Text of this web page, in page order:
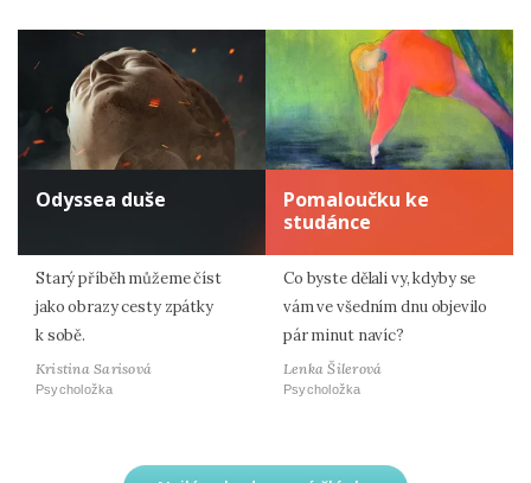
Odyssea duše
Starý příběh můžeme číst
jako obrazy cesty zpátky
k sobě.
Kristina Sarisová
Psycholožka
Pomaloučku ke
studánce
Co byste dělali vy, kdyby se
vám ve všedním dnu objevilo
pár minut navíc?
Lenka Šilerová
Psycholožka